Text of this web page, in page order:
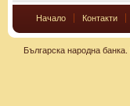
Начало Контакти
Българска народна банка.